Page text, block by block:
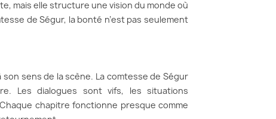
mais elle structure une vision du monde où
de Ségur, la bonté n’est pas seulement
sens de la scène. La comtesse de Ségur
Les dialogues sont vifs, les situations
chapitre fonctionne presque comme